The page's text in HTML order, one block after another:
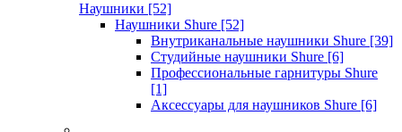
Наушники [52]
Наушники Shure [52]
Внутриканальные наушники Shure [39]
Студийные наушники Shure [6]
Профессиональные гарнитуры Shure
[1]
Аксессуары для наушников Shure [6]